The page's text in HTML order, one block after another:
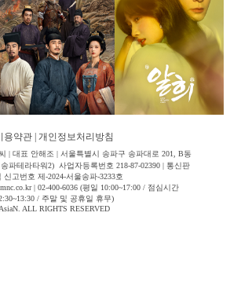
용약관 개인정보처리방침
| 대표 안해조 | 서울특별시 송파구 송파대로 201, B동
파테라타워2) 사업자등록번호 218-87-02390 | 통신판
신고번호 제-2024-서울송파-3233호
| 02-400-6036 (평일 10:00~17:00 / 점심시간
/ 주말 및 공휴일 휴무)
AsiaN. ALL RIGHTS RESERVED